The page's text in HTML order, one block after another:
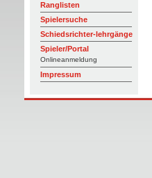
Ranglisten
Spielersuche
Schiedsrichter-lehrgänge
Spieler/Portal
Onlineanmeldung
Impressum